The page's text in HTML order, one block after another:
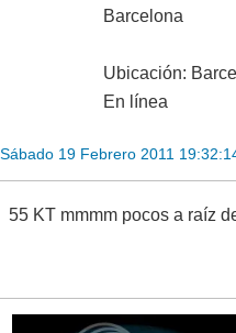
Barcelona
Ubicación:
En línea
Sábado 19 Febrero 2011
55 KT mmmm pocos a raíz